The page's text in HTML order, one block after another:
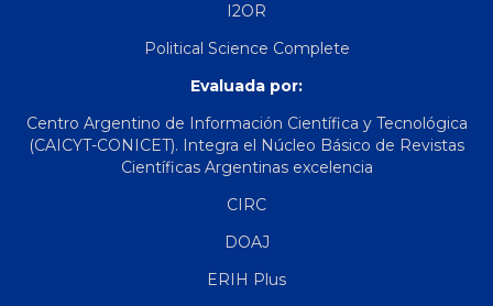
I2OR
Political Science Complete
Evaluada por:
Centro Argentino de Información Científica y Tecnológica
(CAICYT-CONICET). Integra el Núcleo Básico de Revistas
Científicas Argentinas excelencia
CIRC
DOAJ
ERIH Plus